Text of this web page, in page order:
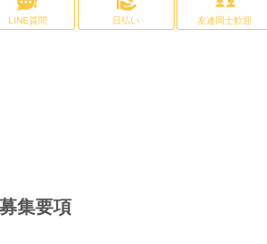
LINE質問 日払い 友達同士歓迎
募集要項